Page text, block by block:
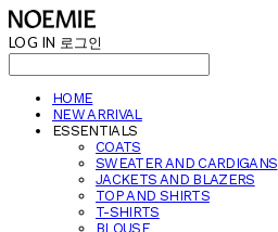
LOG IN 로그인
HOME
NEW ARRIVAL
ESSENTIALS
COATS
SWEATER AND CARDIGANS
JACKETS AND BLAZERS
TOP AND SHIRTS
T-SHIRTS
BLOUSE